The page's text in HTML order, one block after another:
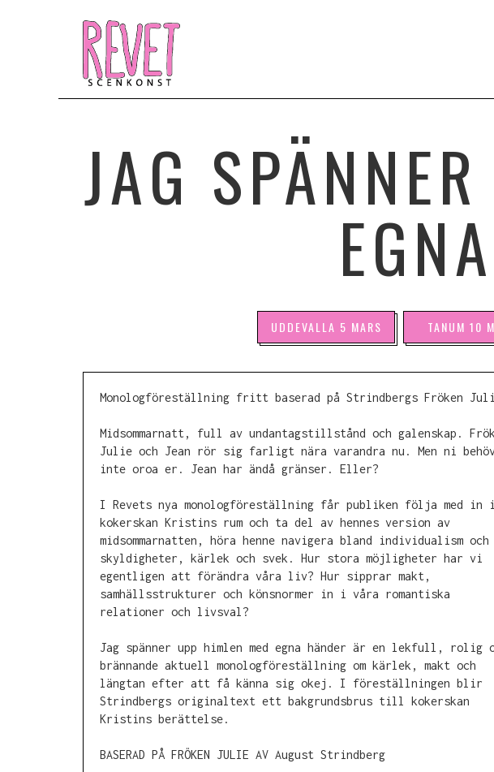
JAG
UDDEVALLA 5 MARS TANUM 10
Monologföreställning fritt baserad på Strindbergs Fröken
Midsommarnatt, full av undantagstillstånd och galenskap.
Julie och Jean rör sig farligt nära varandra nu. Men ni
inte oroa er. Jean har ändå gränser. Eller?
I Revets nya monologföreställning får publiken följa med in i
kokerskan Kristins rum och ta del av hennes version av
midsommarnatten, höra henne navigera bland individualism och
skyldigheter, kärlek och svek. Hur stora möjligheter har vi
egentligen att förändra våra liv? Hur sipprar makt,
samhällsstrukturer och könsnormer in i våra romantiska
relationer och livsval?
Jag spänner upp himlen med egna händer är en lekfull, rolig
brännande aktuell monologföreställning om kärlek, makt och
längtan efter att få känna sig okej. I föreställningen blir
Strindbergs originaltext ett bakgrundsbrus till kokerskan
Kristins berättelse.
BASERAD PÅ FRÖKEN JULIE AV August Strindberg